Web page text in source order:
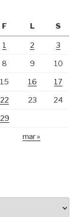
F L S
1 2 3
8 9 10
15 16 17
22 23 24
29
mar »